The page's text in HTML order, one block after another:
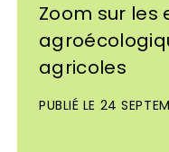
Zoom sur les
agricoles
PUBLIÉ LE 24